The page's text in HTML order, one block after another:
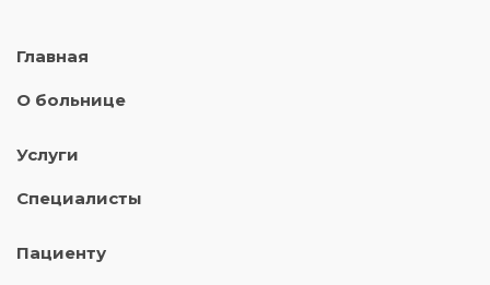
Главная
О больнице
Услуги
Специалисты
Пациенту